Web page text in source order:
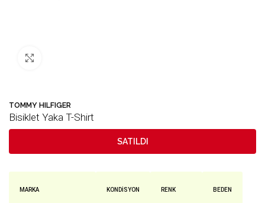
TOMMY HILFIGER
Bisiklet Yaka T-Shirt
SATILDI
MARKA KONDISYON RENK BEDEN